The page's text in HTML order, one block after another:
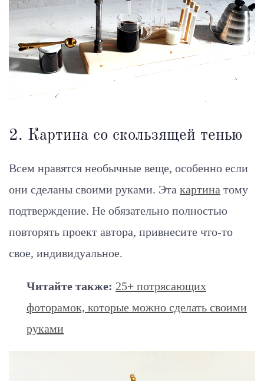
2. Картина со скользящей тенью
Всем нравятся необычные веще, особенно если
они сделаны своими руками. Эта картина тому
подтверждение. Не обязательно полностью
повторять проект автора, привнесите что-то
свое, индивидуальное.
Читайте также: 25+ потрясающих
фоторамок, которые можно сделать своими
руками